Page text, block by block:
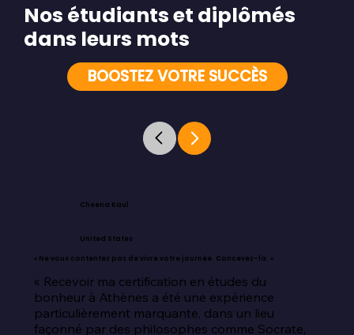
BOOSTEZ VOTRE SUCCÈS
Nos étudiants et diplômés
dans leurs mots
Cheena Kaul
United States
« Ne vous contentez pas de vivre votre journée. Concevez-la. »
« Recevoir ma certification en études du
bonheur à Athènes a été une expérience
particulièrement marquante, dans un lieu
façonné par des philosophes comme Socrate,